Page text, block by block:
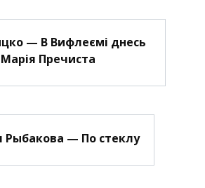
— В Вифлеємі днесь
Марія Пречиста
Рыбакова — По стеклу